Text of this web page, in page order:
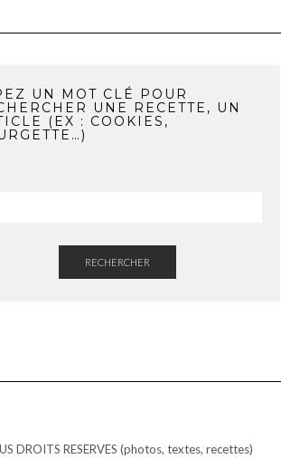
UN MOT CLÉ POUR
UNE RECETTE, UN
(EX : COOKIES,
RECHERCHER
DROITS RESERVES (photos, textes, recettes)